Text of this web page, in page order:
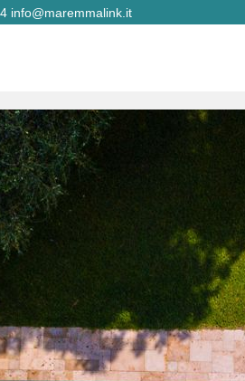
info@maremmalink.it